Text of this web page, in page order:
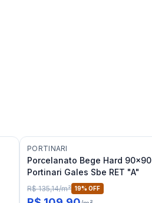
PORTINARI
Porcelanato Bege Hard 90x90
Portinari Gales Sbe RET "A"
R$ 135,14/m² 19% OFF